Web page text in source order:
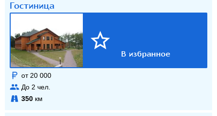
Гостиница
от 20 000
До 2 чел.
350 км